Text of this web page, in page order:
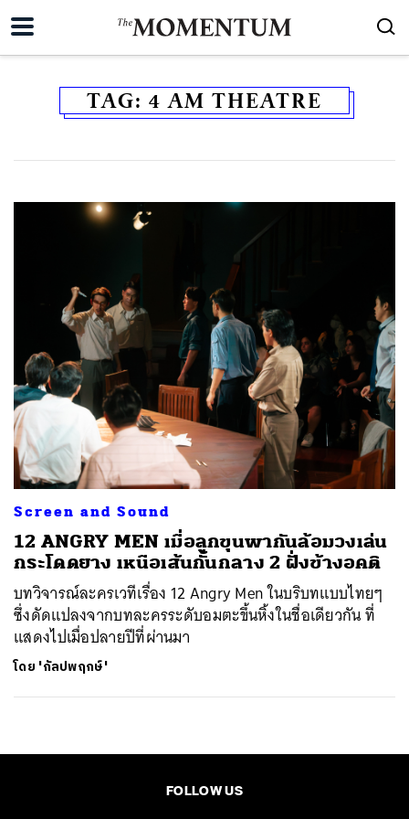
TAG: 4 AM THEATRE
Screen and Sound
12 ANGRY MEN เมื่อลูกขุนพากันล้อมวงเล่น
กระโดดยาง เหนือเส้นกั้นกลาง 2 ฝั่งข้างอคติ
บทวิจารณ์ละครเวทีเรื่อง 12 Angry Men ในบริบทแบบไทยๆ
ซึ่งดัดแปลงจากบทละครระดับอมตะขึ้นหิ้งในชื่อเดียวกัน ที่
แสดงไปเมื่อปลายปีที่ผ่านมา
โดย 'กัลปพฤกษ์'
FOLLOW US
ค้นหา
SHARE TWEET LINE EMAIL